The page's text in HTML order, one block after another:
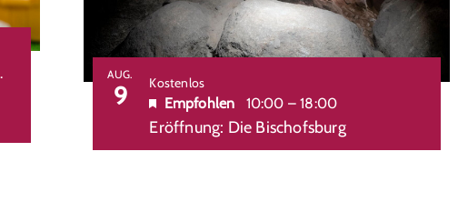
AUG.
9
Eröffnung: Die Bischofsburg
Empfohlen 10:00 –18:00
Kostenlos